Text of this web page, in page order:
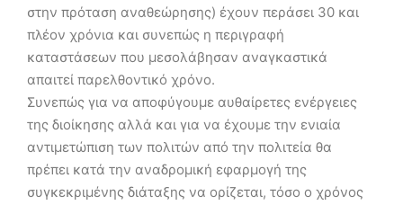
στην πρόταση αναθεώρησης) έχουν περάσει 30 και
πλέον χρόνια και συνεπώς η περιγραφή
καταστάσεων που μεσολάβησαν αναγκαστικά
απαιτεί παρελθοντικό χρόνο.
Συνεπώς για να αποφύγουμε αυθαίρετες ενέργειες
της διοίκησης αλλά και για να έχουμε την ενιαία
αντιμετώπιση των πολιτών από την πολιτεία θα
πρέπει κατά την αναδρομική εφαρμογή της
συγκεκριμένης διάταξης να ορίζεται, τόσο ο χρόνος